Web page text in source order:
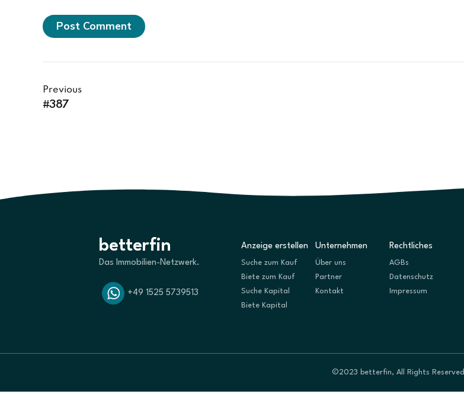
Post Comment
Previous
#387
betterfin
Das Immobilien-Netzwerk.
+49 1525 5739513
Anzeige erstellen
Suche zum Kauf
Biete zum Kauf
Suche Kapital
Biete Kapital
Unternehmen
Über uns
Partner
Kontakt
Rechtliches
AGBs
Datenschutz
Impressum
©2023 betterfin, All Rights Reserved